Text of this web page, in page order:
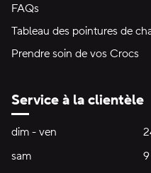
FAQs
Tableau des pointures de
Prendre soin de vos Crocs
Service à la clientèle
Heures d'ouverture:
dim - ven dimanche à
sam